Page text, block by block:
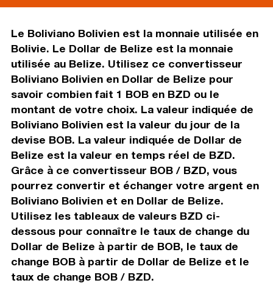
Le Boliviano Bolivien est la monnaie utilisée en
Bolivie. Le Dollar de Belize est la monnaie
utilisée au Belize. Utilisez ce convertisseur
Boliviano Bolivien en Dollar de Belize pour
savoir combien fait 1 BOB en BZD ou le
montant de votre choix. La valeur indiquée de
Boliviano Bolivien est la valeur du jour de la
devise BOB. La valeur indiquée de Dollar de
Belize est la valeur en temps réel de BZD.
Grâce à ce convertisseur BOB / BZD, vous
pourrez convertir et échanger votre argent en
Boliviano Bolivien et en Dollar de Belize.
Utilisez les tableaux de valeurs BZD ci-
dessous pour connaître le taux de change du
Dollar de Belize à partir de BOB, le taux de
change BOB à partir de Dollar de Belize et le
taux de change BOB / BZD.